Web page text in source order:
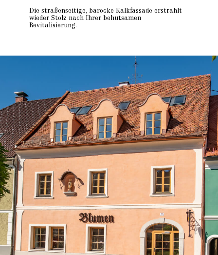
Die straßenseitige, barocke Kalkfassade erstrahlt
wieder Stolz nach Ihrer behutsamen
Revitalisierung.